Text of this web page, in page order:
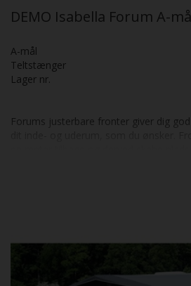
DEMO Isabella Forum A-
A-mål
Teltstænger
Lager nr.
Forums justerbare fronter giver dig
en meter tilbage og derved skabe
terrasse, eller du kan nøjes med at